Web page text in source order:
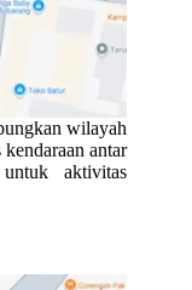
wilayah
antar
aktivitas